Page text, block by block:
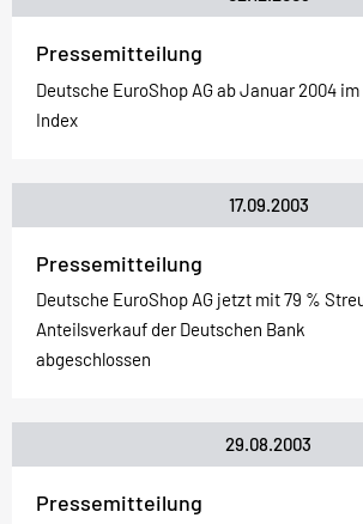
Pressemitteilung
Deutsche EuroShop AG ab Januar 2004
Index
17.09.2003
Pressemitteilung
Deutsche EuroShop AG jetzt mit 79 %
Anteilsverkauf der Deutschen Bank
abgeschlossen
29.08.2003
Pressemitteilung